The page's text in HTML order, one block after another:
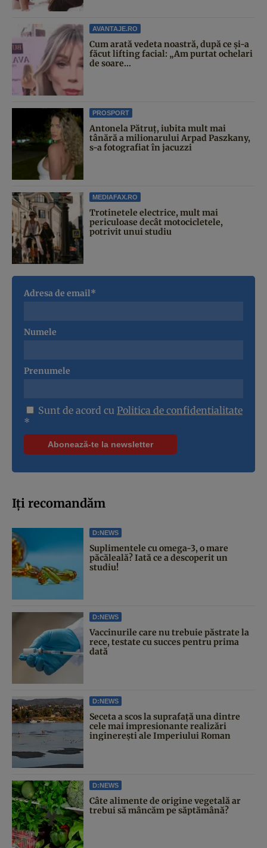
AVANTAJE.RO
Cum arată vedeta noastră, după ce și-a
făcut lifting facial: „Am purtat ochelari
de soare...
PROSPORT
Antonela Pătruț, iubita mult mai
tânără a milionarului Arpad Paszkany,
s-a fotografiat în jacuzzi
MEDIAFAX.RO
Trotinetele electrice, mult mai
periculoase decât motocicletele,
potrivit unui studiu
Adresa de email*
Numele
Prenumele
Sunt de acord cu Politica de confidentialitate
*
Iți recomandăm
D:NEWS
Suplimentele cu omega-3, o mare
păcăleală? Iată ce a descoperit un
studiu!
D:NEWS
Vaccinurile care nu trebuie păstrate la
rece, testate cu succes pentru prima
dată
D:NEWS
Seceta a scos la suprafață una dintre
cele mai impresionante realizări
inginerești ale Imperiului Roman
D:NEWS
Câte alimente de origine vegetală ar
trebui să mâncăm pe săptămână?